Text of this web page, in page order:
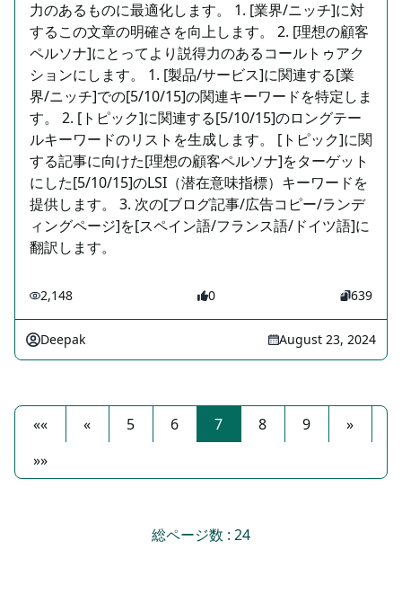
力のあるものに最適化します。 1. [業界/ニッチ]に対
するこの文章の明確さを向上します。 2. [理想の顧客
ペルソナ]にとってより説得力のあるコールトゥアク
ションにします。 1. [製品/サービス]に関連する[業
界/ニッチ]での[5/10/15]の関連キーワードを特定しま
す。 2. [トピック]に関連する[5/10/15]のロングテー
ルキーワードのリストを生成します。 [トピック]に関
する記事に向けた[理想の顧客ペルソナ]をターゲット
にした[5/10/15]のLSI（潜在意味指標）キーワードを
提供します。 3. 次の[ブログ記事/広告コピー/ランデ
ィングページ]を[スペイン語/フランス語/ドイツ語]に
翻訳します。
2,148 0 639
Deepak August 23, 2024
«« « 5 6 7 8 9
»
»»
総ページ数 : 24